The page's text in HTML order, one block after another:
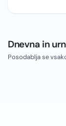
Dnevna in
Posodablja se